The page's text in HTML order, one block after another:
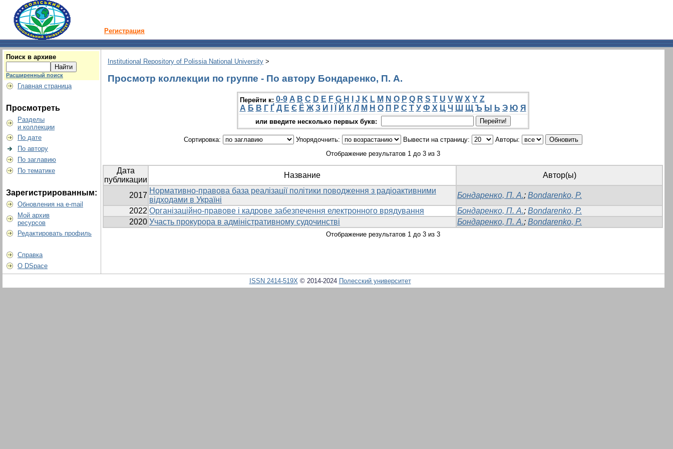
Регистрация
Поиск в архиве
Расширенный поиск
Главная страница
Просмотреть
Разделы
и коллекции
По дате
По автору
По заглавию
По тематике
Зарегистрированным:
Обновления на e-mail
Мой архив
ресурсов
Редактировать профиль
Справка
О DSpace
Institutional Repository of Polissia National University >
Просмотр коллекции по группе - По автору Бондаренко, П. А.
Перейти к: 0-9 A B C D E F G H J K L M N O P Q R S T U V W X Y Z
А Б В Г Ґ Д Е Є Ё Ж З И Й К Л М Н О П Р С Т У Ф Х Ц Ч Ш Щ Ъ Ы Ь Э Ю Я
или введите несколько первых букв:
Сортировка: Упорядочнить: Вывести на страницу:
Авторы:
Отображение результатов 1 до 3 из 3
Дата
публикации
Название Автор(ы)
2017
Нормативно-правова база реалізації політики поводження з радіоактивними
відходами в Україні
Бондаренко, П. А.; Bondarenko, P.
2022 Організаційно-правове і кадрове забезпечення електронного врядування Бондаренко, П. А.; Bondarenko, P.
2020 Участь прокурора в адміністративному судочинстві Бондаренко, П. А.; Bondarenko, P.
Отображение результатов 1 до 3 из 3
ISSN 2414-519X© 2014-2024 Полесский университет